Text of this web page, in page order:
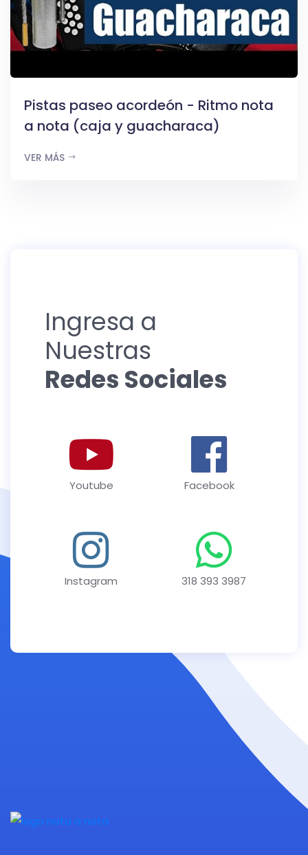
Pistas paseo acordeón - Ritmo nota
a nota (caja y guacharaca)
VER MÁS
Ingresa a
Nuestras
Redes Sociales
Youtube Facebook
Instagram 318 393 3987